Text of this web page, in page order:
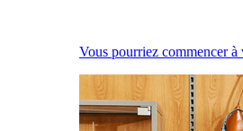
Vous pourriez commencer à